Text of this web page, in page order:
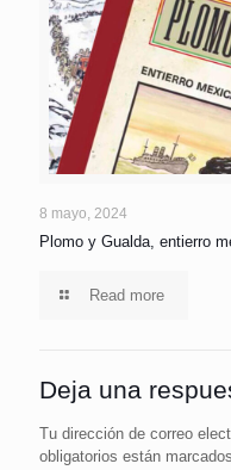
8 mayo, 2024
Plomo y Gualda, entierro
Read more
Deja una
Tu dirección de correo
obligatorios están